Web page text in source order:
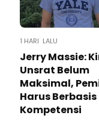
1 HARI LALU
Jerry Massie:
Unsrat Belum
Maksimal,
Harus Berbasis
Kompetensi